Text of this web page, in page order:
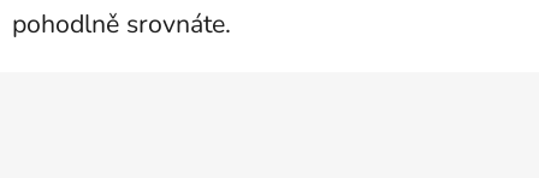
pohodlně srovnáte.